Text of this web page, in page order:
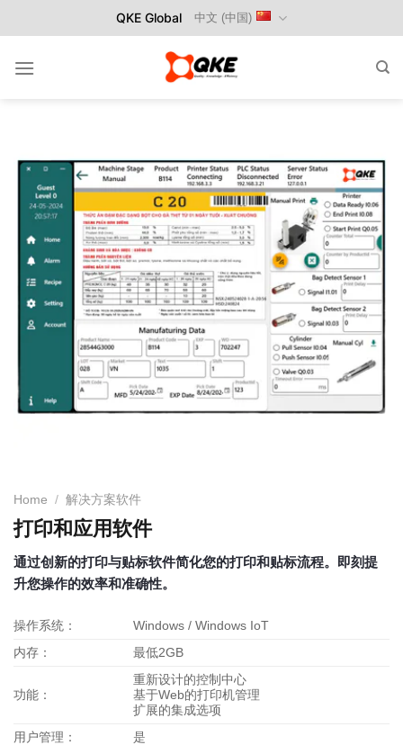
to
QKE Global 中文 (中国)
Home / 解决方案软件
打印和应用软件
通过创新的打印与贴标软件简化您的打印和贴标流程。即刻提
升您操作的效率和准确性。
操作系统：
Windows / Windows IoT
内存：
最低2GB
功能：
重新设计的控制中心
基于Web的打印机管理
扩展的集成选项
用户管理：
是